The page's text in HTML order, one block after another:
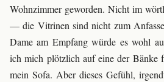
Wohnzimmer geworden. Nicht im
— die Vitrinen sind nicht zum
Dame am Empfang würde es wohl
ich mich plötzlich auf eine der Bänke
mein Sofa. Aber dieses Gefühl,